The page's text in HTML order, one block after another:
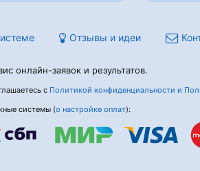
Отзывы и идеи
онлайн-заявок и результатов.
с Политикой конфиденциальности и
системы (о настройке оплат):